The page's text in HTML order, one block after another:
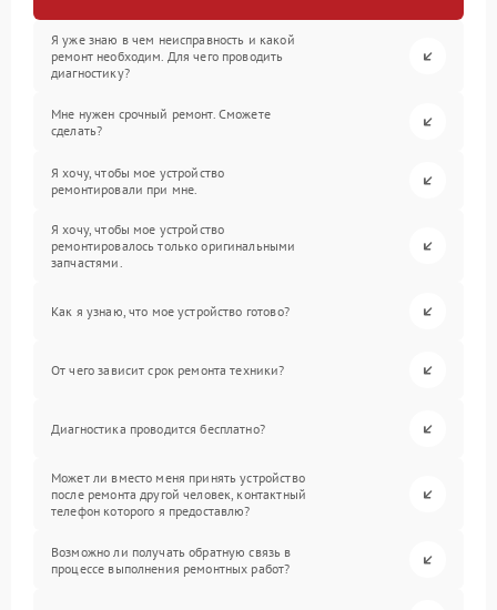
Я уже знаю в чем неисправность и какой
ремонт необходим. Для чего проводить
диагностику?
Мне нужен срочный ремонт. Сможете
сделать?
Я хочу, чтобы мое устройство
ремонтировали при мне.
Я хочу, чтобы мое устройство
ремонтировалось только оригинальными
запчастями.
Как я узнаю, что мое устройство готово?
От чего зависит срок ремонта техники?
Диагностика проводится бесплатно?
Может ли вместо меня принять устройство
после ремонта другой человек, контактный
телефон которого я предоставлю?
Возможно ли получать обратную связь в
процессе выполнения ремонтных работ?